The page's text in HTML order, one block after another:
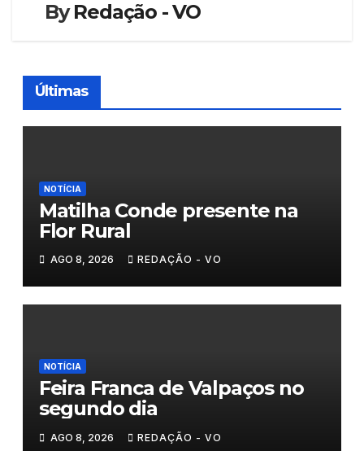
ByRedação - VO
Últimas
NOTÍCIA
Matilha Conde presente na
Flor Rural
AGO 8, 2026 REDAÇÃO - VO
NOTÍCIA
Feira Franca de Valpaços no
segundo dia
AGO 8, 2026 REDAÇÃO - VO